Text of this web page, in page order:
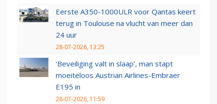
Eerste A350-1000ULR voor Qantas keert
terug in Toulouse na vlucht van meer dan
24 uur
28-07-2026, 13:25
‘Beveiliging valt in slaap’, man stapt
moeiteloos Austrian Airlines-Embraer
E195 in
28-07-2026, 11:59